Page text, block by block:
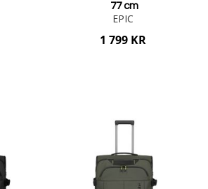
77 cm
EPIC
1 799 KR